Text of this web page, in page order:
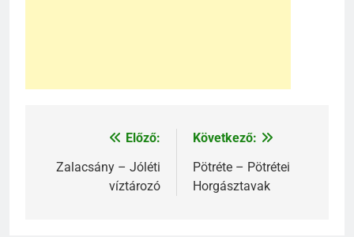
Bejegyzés
navigáció
Előző:
Zalacsány – Jóléti
víztározó
Következő:
Pötréte – Pötrétei
Horgásztavak